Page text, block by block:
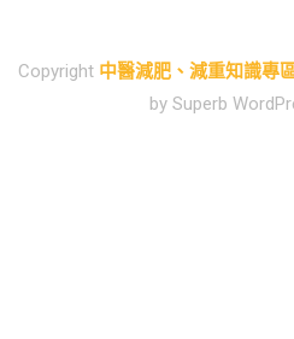
Copyright 中醫減肥、減重知識專
by Superb